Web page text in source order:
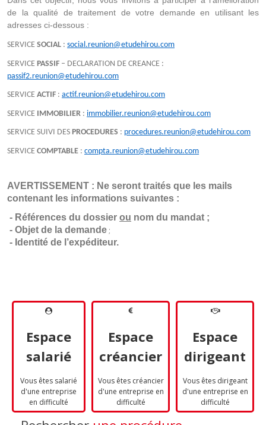
de la qualité de traitement de votre demande en utilisant les
adresses ci-dessous :
SERVICE SOCIAL : social.reunion@etudehirou.com
SERVICE PASSIF – DECLARATION DE CREANCE :
passif2.reunion@etudehirou.com
SERVICE ACTIF : actif.reunion@etudehirou.com
SERVICE IMMOBILIER : immobilier.reunion@etudehirou.com
SERVICE SUIVI DES PROCEDURES : procedures.reunion@etudehirou.com
SERVICE COMPTABLE : compta.reunion@etudehirou.com
AVERTISSEMENT : Ne seront traités que les mails
contenant les informations suivantes :
- Références du dossier ou nom du mandat ;
- Objet de la demande ;
- Identité de l’expéditeur.
Espace
salarié
Vous êtes salarié
d'une entreprise
en difficulté
Espace
créancier
Vous êtes créancier
d'une entreprise en
difficulté
Espace
dirigeant
Vous êtes dirigeant
d'une entreprise en
difficulté